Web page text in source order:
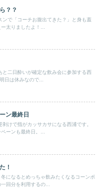
？？
ンで「コーチお腹出てきた？」と身も蓋
太りましたよ！...
と二日酔いが確定な飲み会に参加する西
日は休みなので...
ン最終日
剥けで指がカッサカサになる西浦です。
ーンも最終日。...
！
になるとめっちゃ飲みたくなるコーンポ
回分を利用するの...